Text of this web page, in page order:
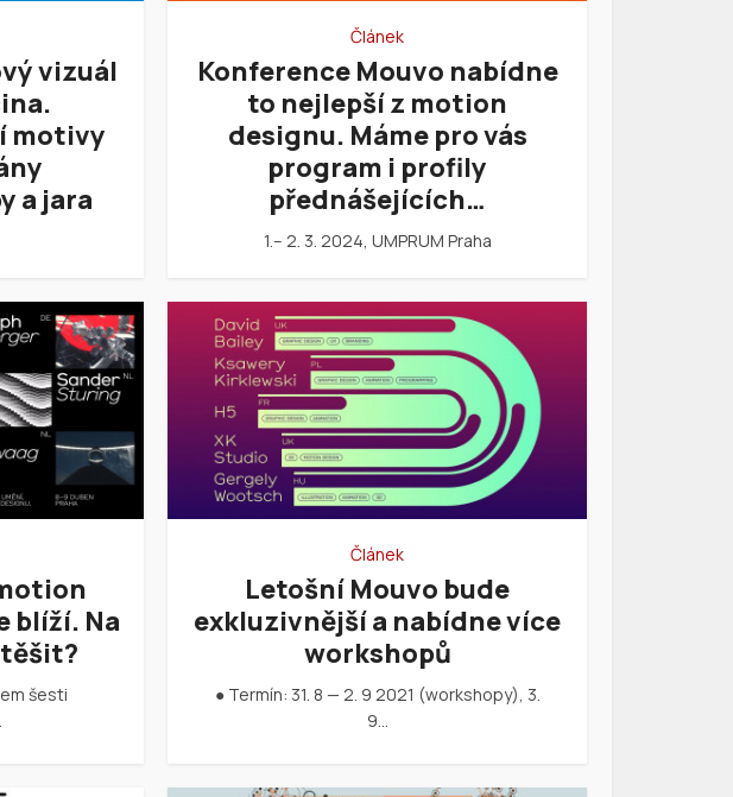
vizuál
motivy
a jara
Článek
Konference Mouvo nabídne
to nejlepší z motion
designu. Máme pro vás
program i profily
přednášejících…
1.– 2. 3. 2024, UMPRUM Praha
blíží. Na
šesti
Článek
Letošní Mouvo bude
exkluzivnější a nabídne více
workshopů
● Termín: 31. 8 — 2. 9 2021 (workshopy), 3.
9…